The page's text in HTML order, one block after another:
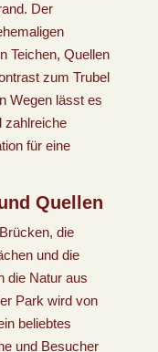
Der
Teichen, Quellen
zum Trubel
Wegen lässt es
zahlreiche
für eine
Quellen
die
und die
die Natur aus
Park wird von
beliebtes
und Besucher